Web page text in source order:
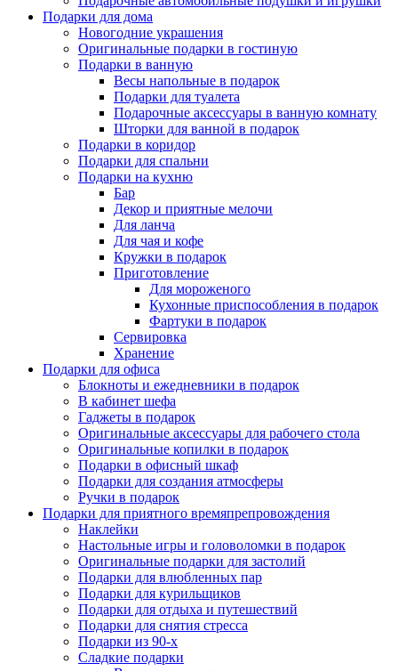
Подарки для дома
Новогодние украшения
Оригинальные подарки в гостиную
Подарки в ванную
Весы напольные в подарок
Подарки для туалета
Подарочные аксессуары в ванную комнату
Шторки для ванной в подарок
Подарки в коридор
Подарки для спальни
Подарки на кухню
Бар
Декор и приятные мелочи
Для ланча
Для чая и кофе
Кружки в подарок
Приготовление
Для мороженого
Кухонные приспособления в подарок
Фартуки в подарок
Сервировка
Хранение
Подарки для офиса
Блокноты и ежедневники в подарок
В кабинет шефа
Гаджеты в подарок
Оригинальные аксессуары для рабочего стола
Оригинальные копилки в подарок
Подарки в офисный шкаф
Подарки для создания атмосферы
Ручки в подарок
Подарки для приятного времяпрепровождения
Наклейки
Настольные игры и головоломки в подарок
Оригинальные подарки для застолий
Подарки для влюбленных пар
Подарки для курильщиков
Подарки для отдыха и путешествий
Подарки для снятия стресса
Подарки из 90-х
Сладкие подарки